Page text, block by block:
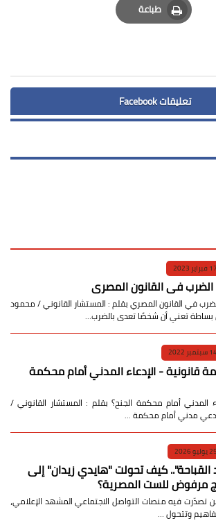
طباعة
Print
تعليقات Facebook
17 فبراير 2023
في القانون المصري
في القانون المصري بقلم : المستشار القانوني / محمود
بساطة تعني أن شخصًا تعدى بالضرب…
2022
قانونية - الإدعاء المدني أمام محكمة
المدني أمام محكمة الجنح؟ بقلم : المستشار القانوني /
مدني أمام محكمة …
25 يوليو 2026
القباحة".. كيف تحولت "هايدي زيدان" إلى
مرفوض للست المصرية؟
فيه منصات التواصل الاجتماعي المشهد الإعلامي،
وتتحول …